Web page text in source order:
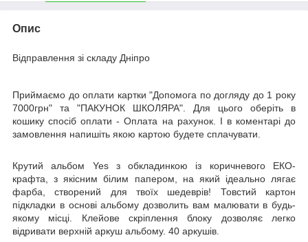
Опис
Відправлення зі складу Дніпро
Приймаємо до оплати картки "Допомога по догляду до 1 року
7000грн" та "ПАКУНОК ШКОЛЯРА". Для цього оберіть в
кошику спосіб оплати - Оплата на рахунок. І в коментарі до
замовлення напишіть якою картою будете сплачувати.
Крутий альбом Yes з обкладинкою із коричневого ЕКО-
крафта, з якісним білим папером, на який ідеально лягає
фарба, створений для твоїх шедеврів! Товстий картон
підкладки в основі альбому дозволить вам малювати в будь-
якому місці. Клейове скріплення блоку дозволяє легко
відривати верхній аркуш альбому. 40 аркушів.